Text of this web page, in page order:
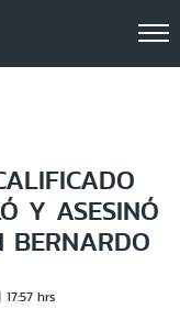
Y ASESINÓ
BERNARDO
17:57 hrs